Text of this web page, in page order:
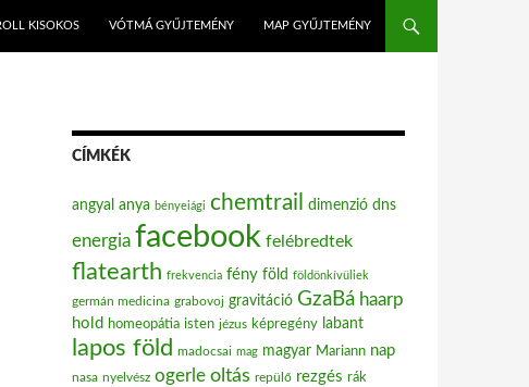
KISOKOS VÓTMÁ GYŰJTEMÉNY MAP GYŰJTEMÉNY
CÍMKÉK
angyal anya bényeiági chemtrail dimenzió dns
energia facebook felébredtek
flatearth frekvencia fény föld földönkívüliek
germán medicina grabovoj gravitáció GzaBá haarp
hold homeopátia isten jézus képregény labant
lapos föld madocsai mag magyar Mariann nap
nasa nyelvész ogerle oltás repülő rezgés rák